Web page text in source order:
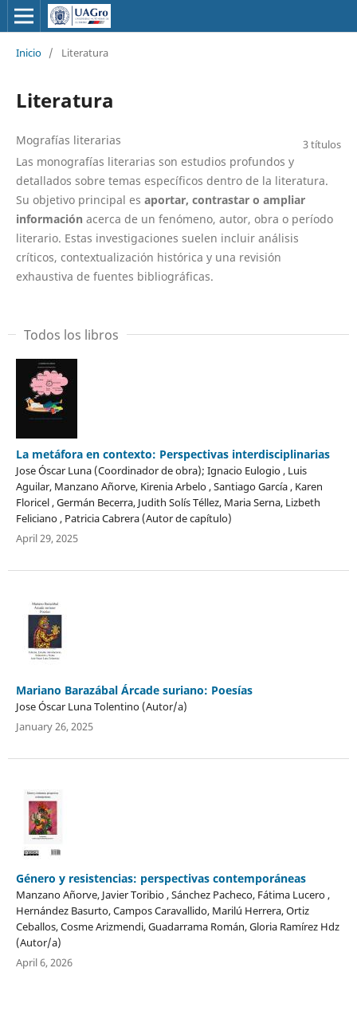
Inicio / Literatura
Literatura
3 títulos
Mografías literarias
Las monografías literarias son estudios profundos y
detallados sobre temas específicos dentro de la literatura.
Su objetivo principal es aportar, contrastar o ampliar
información acerca de un fenómeno, autor, obra o período
literario. Estas investigaciones suelen incluir análisis
críticos, contextualización histórica y una revisión
exhaustiva de fuentes bibliográficas.
Todos los libros
La metáfora en contexto: Perspectivas interdisciplinarias
Jose Óscar Luna (Coordinador de obra); Ignacio Eulogio , Luis
Aguilar, Manzano Añorve, Kirenia Arbelo , Santiago García , Karen
Floricel , Germán Becerra, Judith Solís Téllez, Maria Serna, Lizbeth
Feliciano , Patricia Cabrera (Autor de capítulo)
April 29, 2025
Mariano Barazábal Árcade suriano: Poesías
Jose Óscar Luna Tolentino (Autor/a)
January 26, 2025
Género y resistencias: perspectivas contemporáneas
Manzano Añorve, Javier Toribio , Sánchez Pacheco, Fátima Lucero ,
Hernández Basurto, Campos Caravallido, Marilú Herrera, Ortiz
Ceballos, Cosme Arizmendi, Guadarrama Román, Gloria Ramírez Hdz
(Autor/a)
April 6, 2026